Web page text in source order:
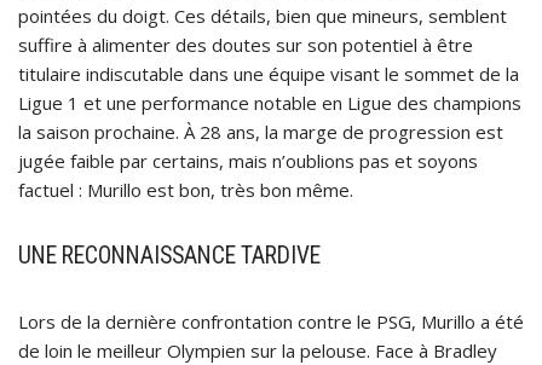
pointées du doigt. Ces détails, bien que mineurs, semblent
suffire à alimenter des doutes sur son potentiel à être
titulaire indiscutable dans une équipe visant le sommet de la
Ligue 1 et une performance notable en Ligue des champions
la saison prochaine. À 28 ans, la marge de progression est
jugée faible par certains, mais n’oublions pas et soyons
factuel : Murillo est bon, très bon même.
UNE RECONNAISSANCE TARDIVE
Lors de la dernière confrontation contre le PSG, Murillo a été
de loin le meilleur Olympien sur la pelouse. Face à Bradley